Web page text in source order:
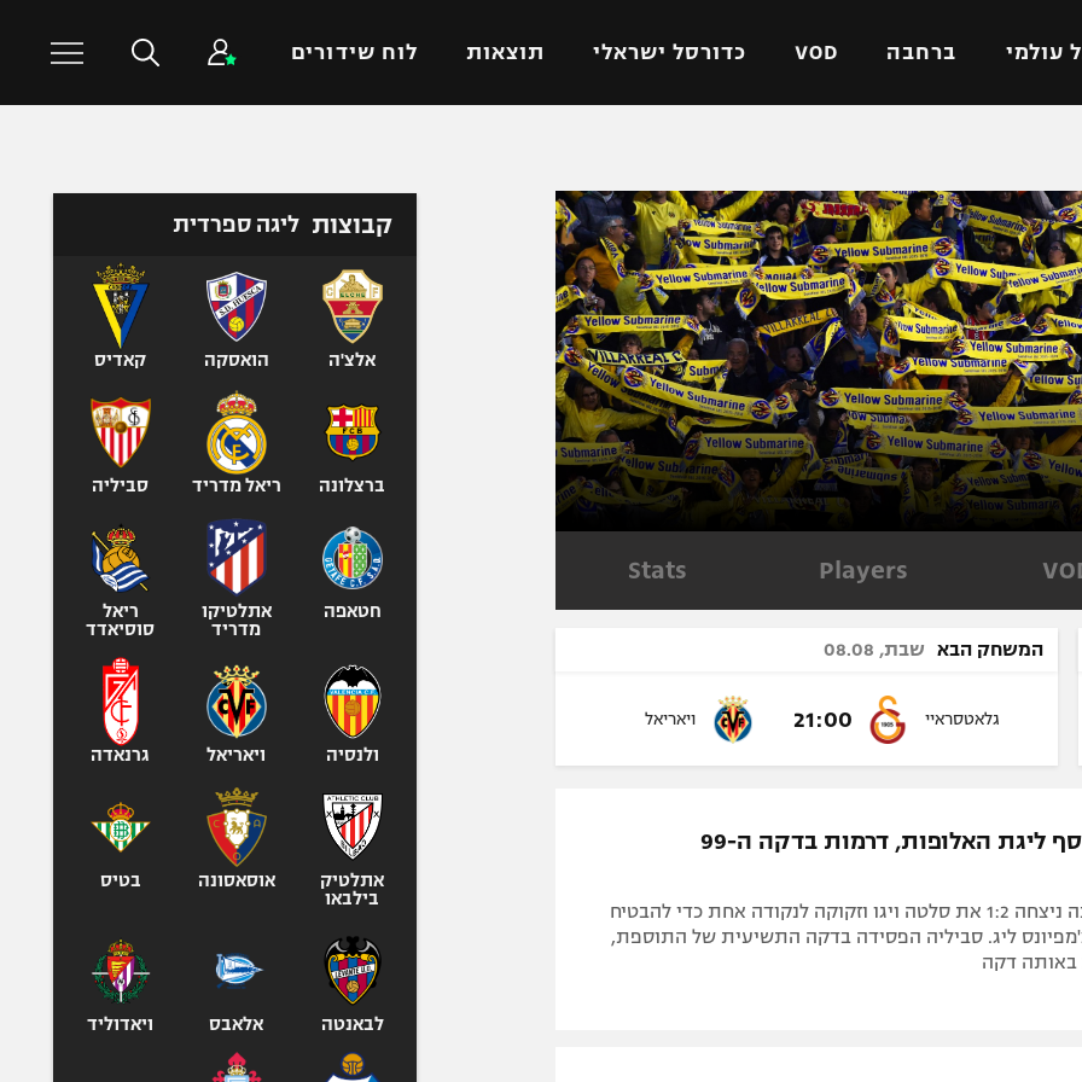
עולמי ברחבה VOD כדורסל ישראלי תוצאות לוח שידורים
ישראל
אביב
ליגת האלופות
ליגה אירופית
ליגה אנגלית
ליגה גרמנית
ליגה ספרדית
ליגה איטלקית
ליגה צרפתית
ליגה הולנדית
ליגה סינית
ליגת ווינר סל
ליגה לאומית
כדורסל נשים
מכבי תל אביב
הפועל חולון
הפועל ירושלים
דני אבדיה
טניס
כדורעף
שחייה
אגרוף
ספורט אולימפי
UFC
היאבקות WWE
אופניים
ספורט מוטורי
כדורמים
פוטבול אמריקאי NFL
בייסבול MLB
ספורט אתגרי
אומנויות לחימה
גיימינג E-Sports
Players
Stats
המשחק הבא שבת, 08.08
גלאטסראיי 21:00 ויאריאל
ויאריאל על סף ליגת האלופות, דרמות בדקה ה-99
הצוללת הצהובה ניצחה 1:2 את סלטה ויגו וזקוקה לנקודה אחת כדי להבטיח
ליג. סביליה הפסידה בדקה התשיעית של התוספת,
קבוצות ליגה ספרדית
אלצ'ה הואסקה קאדיס
ברצלונה ריאל מדריד סביליה
חטאפה
אתלטיקו
מדריד
ריאל
סוסיאדד
ולנסיה ויאריאל גרנאדה
אתלטיק
בילבאו
אוסאסונה בטיס
לבאנטה אלאבס ויאדוליד